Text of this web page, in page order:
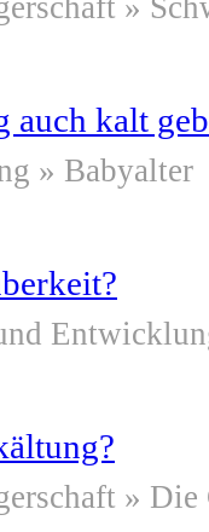
»
auch kalt
» Babyalter
» Die